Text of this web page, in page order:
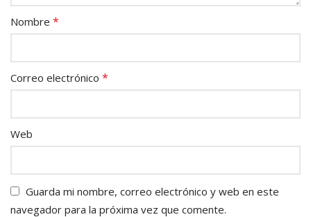
Nombre *
Correo electrónico *
Web
Guarda mi nombre, correo electrónico y web en este
navegador para la próxima vez que comente.